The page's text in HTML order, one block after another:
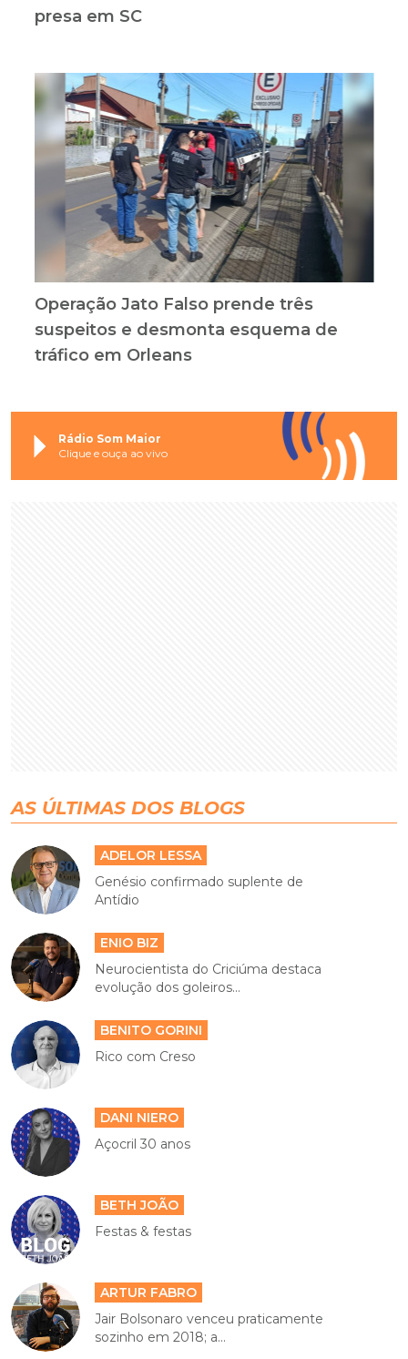
presa em SC
Operação Jato Falso prende três
suspeitos e desmonta esquema de
tráfico em Orleans
Rádio Som Maior
Clique e ouça ao vivo
AS ÚLTIMAS DOS BLOGS
ADELOR LESSA
Genésio confirmado suplente de
Antídio
ENIO BIZ
Neurocientista do Criciúma destaca
evolução dos goleiros...
BENITO GORINI
Rico com Creso
DANI NIERO
Açocril 30 anos
BETH JOÃO
Festas & festas
ARTUR FABRO
Jair Bolsonaro venceu praticamente
sozinho em 2018; a...